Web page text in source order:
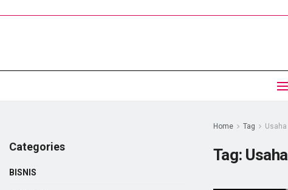
Home Tag Usaha
Tag: Usaha
Categories
BISNIS